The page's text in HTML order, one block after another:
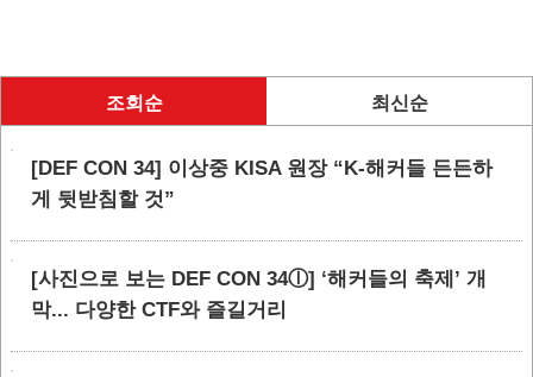
조회순 최신순
[DEF CON 34] 이상중 KISA 원장 “K-해커들 든든하
게 뒷받침할 것”
[사진으로 보는 DEF CON 34ⓛ] ‘해커들의 축제’ 개
막... 다양한 CTF와 즐길거리